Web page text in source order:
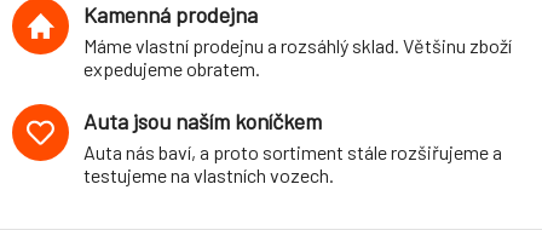
Kamenná prodejna
Máme vlastní prodejnu a rozsáhlý sklad. Většinu zboží
expedujeme obratem.
Auta jsou naším koníčkem
Auta nás baví, a proto sortiment stále rozšiřujeme a
testujeme na vlastních vozech.